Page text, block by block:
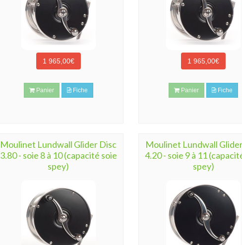
1 965,00€
Panier Fiche
1 965,00€
Panier Fiche
Moulinet Lundwall Glider Disc
3.80 - soie 8 à 10 (capacité soie
spey)
Moulinet Lundwall
4.20 - soie 9 à 11
spey)